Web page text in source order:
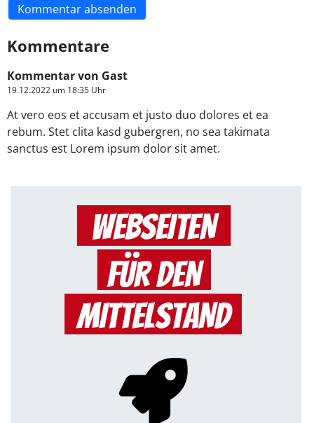
Kommentar absenden
Kommentare
Kommentar von Gast
19.12.2022 um 18:35 Uhr
At vero eos et accusam et justo duo dolores et ea
rebum. Stet clita kasd gubergren, no sea takimata
sanctus est Lorem ipsum dolor sit amet.